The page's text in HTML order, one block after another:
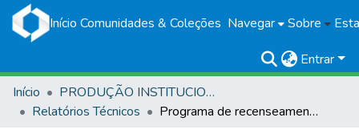
Início Comunidades & Coleções Navegar Sobre
Entrar
Início
PRODUÇÃO INSTITUCIONAL
Relatórios Técnicos
Programa de recenseamento de fontes de abastecimento por água subterrânea no estado do Ceará: diagnóstico do município de Alcântaras